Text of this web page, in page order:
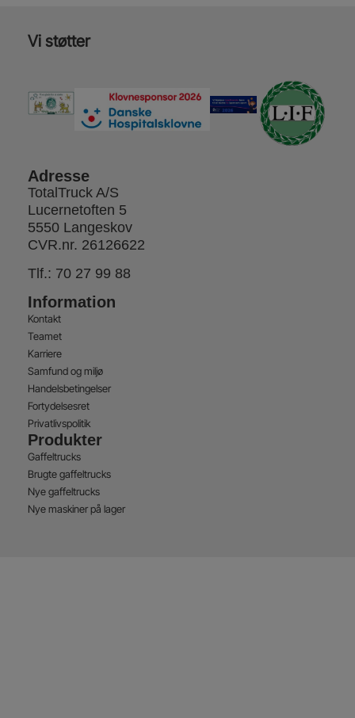
Vi støtter
Adresse
TotalTruck A/S
Lucernetoften 5
5550 Langeskov
CVR.nr. 26126622
Tlf.: 70 27 99 88
Information
Kontakt
Teamet
Karriere
Samfund og miljø
Handelsbetingelser
Fortydelsesret
Privatlivspolitik
Produkter
Gaffeltrucks
Brugte gaffeltrucks
Nye gaffeltrucks
Nye maskiner på lager